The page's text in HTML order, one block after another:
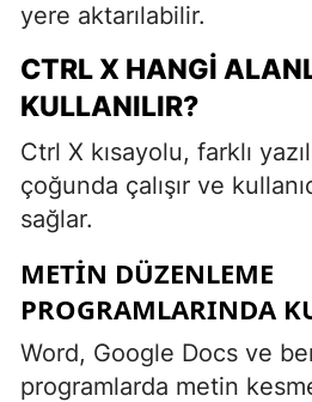
yere aktarılabilir.
CTRL X HANGI
KULLANILIR?
Ctrl X kısayolu, farklı
çoğunda çalışır ve
sağlar.
METIN DÜZENLEME
PROGRAMLARINDA
Word, Google Docs ve
programlarda metin